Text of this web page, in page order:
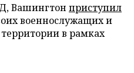
Вашингтон приступил
военнослужащих и
в рамках